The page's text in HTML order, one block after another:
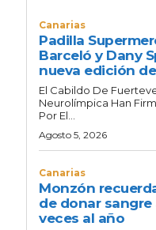
Canarias
Padilla
Barceló y Dany
nueva edición
El Cabildo De
Neurolímpica Han
Por El...
Agosto 5, 2026
Canarias
Monzón
de donar
veces al año